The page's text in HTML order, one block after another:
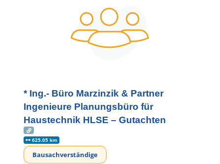
* Ing.- Büro Marzinzik & Partner
Ingenieure Planungsbüro für
Haustechnik HLSE – Gutachten
625.05 km
Bausachverständige